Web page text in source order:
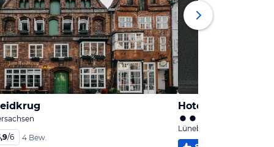
/6 4 Bew.
Hotel Scheffler
Lüneburg, Niedersachsen